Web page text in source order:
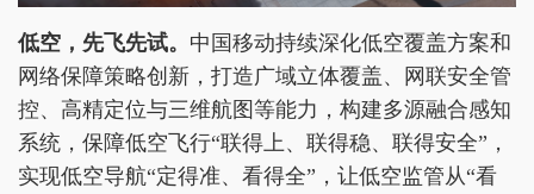
低空，先飞先试。 中国移动持续深化低空覆盖方案和
网络保障策略创新，打造广域立体覆盖、网联安全管
控、高精定位与三维航图等能力，构建多源融合感知
系统，保障低空飞行“联得上、联得稳、联得安全”，
实现低空导航“定得准、看得全”，让低空监管从“看